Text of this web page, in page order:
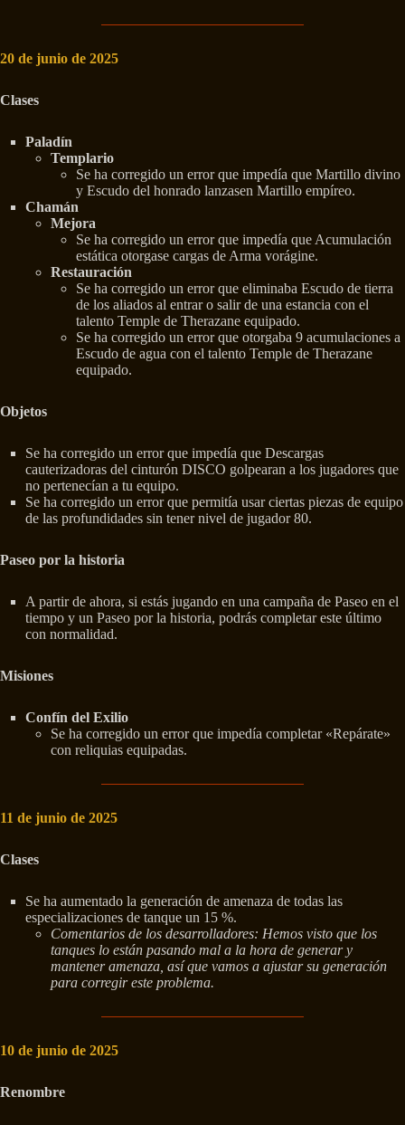
20 de junio de 2025
Clases
Paladín
Templario
Se ha corregido un error que impedía que Martillo divino
y Escudo del honrado lanzasen Martillo empíreo.
Chamán
Mejora
Se ha corregido un error que impedía que Acumulación
estática otorgase cargas de Arma vorágine.
Restauración
Se ha corregido un error que eliminaba Escudo de tierra
de los aliados al entrar o salir de una estancia con el
talento Temple de Therazane equipado.
Se ha corregido un error que otorgaba 9 acumulaciones a
Escudo de agua con el talento Temple de Therazane
equipado.
Objetos
Se ha corregido un error que impedía que Descargas
cauterizadoras del cinturón DISCO golpearan a los jugadores que
no pertenecían a tu equipo.
Se ha corregido un error que permitía usar ciertas piezas de equipo
de las profundidades sin tener nivel de jugador 80.
Paseo por la historia
A partir de ahora, si estás jugando en una campaña de Paseo en el
tiempo y un Paseo por la historia, podrás completar este último
con normalidad.
Misiones
Confín del Exilio
Se ha corregido un error que impedía completar «Repárate»
con reliquias equipadas.
11 de junio de 2025
Clases
Se ha aumentado la generación de amenaza de todas las
especializaciones de tanque un 15 %.
Comentarios de los desarrolladores: Hemos visto que los
tanques lo están pasando mal a la hora de generar y
mantener amenaza, así que vamos a ajustar su generación
para corregir este problema.
10 de junio de 2025
Renombre